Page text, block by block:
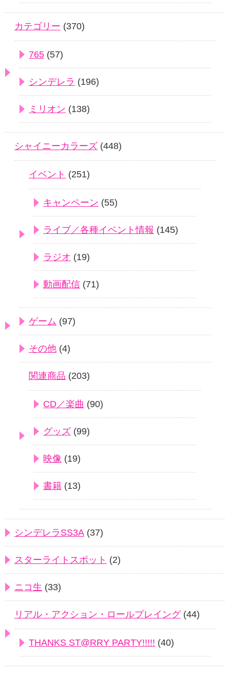
カテゴリー (370)
765 (57)
シンデレラ (196)
ミリオン (138)
シャイニーカラーズ (448)
イベント (251)
キャンペーン (55)
ライブ／各種イベント情報 (145)
ラジオ (19)
動画配信 (71)
ゲーム (97)
その他 (4)
関連商品 (203)
CD／楽曲 (90)
グッズ (99)
映像 (19)
書籍 (13)
シンデレラSS3A (37)
スターライトスポット (2)
ニコ生 (33)
リアル・アクション・ロールプレイング(44)
THANKS ST@RRY PARTY!!!!! (40)